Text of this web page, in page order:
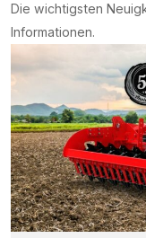
Die wichtigsten
Informationen.